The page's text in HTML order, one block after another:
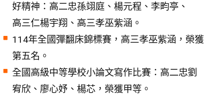
好精神：高二忠孫翊庭、楊元程、李畇亭、
高三仁楊宇翔、高三孝巫紫涵。
114年全國彈翻床錦標賽，高三孝巫紫涵，榮獲
第五名。
全國高級中等學校小論文寫作比賽：高二忠劉
宥欣、廖心妤、楊芯，榮獲甲等。